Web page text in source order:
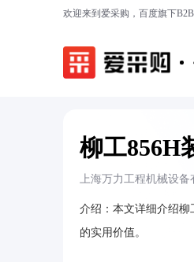
欢迎来到爱采购，百度旗下
柳工856H
上海万力工程机械设备
介绍： 本文详细介绍柳
的实用价值。